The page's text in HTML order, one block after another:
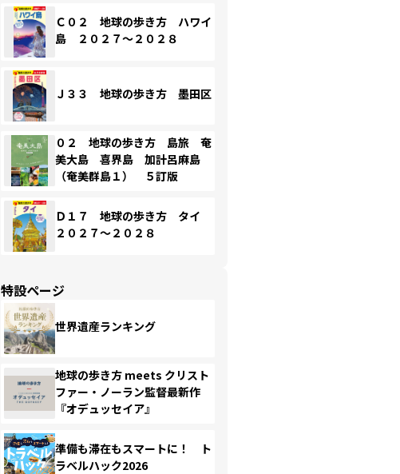
Ｃ０２ 地球の歩き方 ハワイ
島 ２０２７～２０２８
Ｊ３３ 地球の歩き方 墨田区
０２ 地球の歩き方 島旅 奄
美大島 喜界島 加計呂麻島
（奄美群島１） ５訂版
Ｄ１７ 地球の歩き方 タイ
２０２７～２０２８
特設ページ
世界遺産ランキング
地球の歩き方 meets クリスト
ファー・ノーラン監督最新作
『オデュッセイア』
準備も滞在もスマートに！ ト
ラベルハック2026